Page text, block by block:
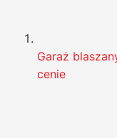
Garaż
cenie